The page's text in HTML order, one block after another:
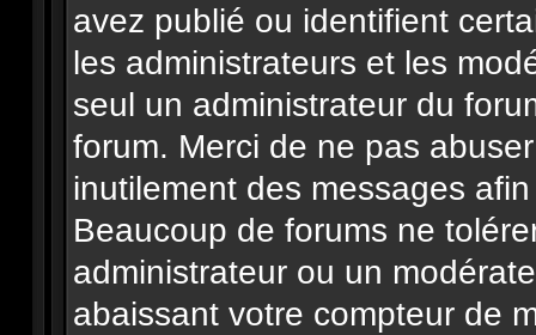
avez publié ou identifient
les administrateurs et les
seul un administrateur du
forum. Merci de ne pas
inutilement des messages
Beaucoup de forums ne
administrateur ou un
abaissant votre compteur de